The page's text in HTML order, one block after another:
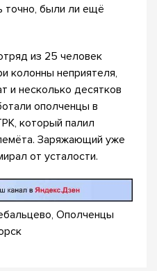
точно, были ли ещё
из 25 человек
колонны неприятеля,
и несколько десятков
ополченцы в
который палил
Заряжающий уже
от усталости.
Ополченцы